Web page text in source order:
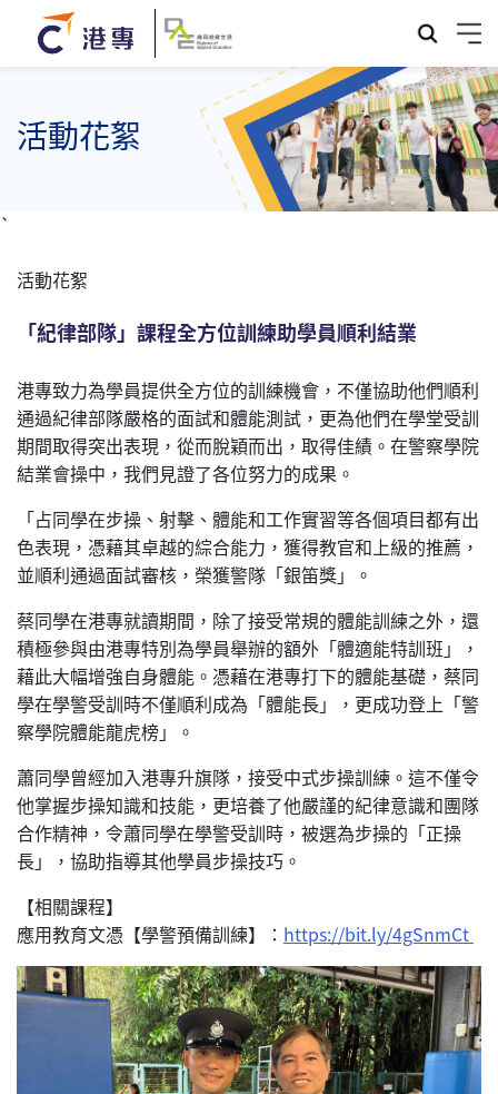
活動花絮
`
活動花絮
「紀律部隊」課程全方位訓練助學員順利結業
港專致力為學員提供全方位的訓練機會，不僅協助他們順利
通過紀律部隊嚴格的面試和體能測試，更為他們在學堂受訓
期間取得突出表現，從而脫穎而出，取得佳績。在警察學院
結業會操中，我們見證了各位努力的成果。
「占同學在步操、射擊、體能和工作實習等各個項目都有出
色表現，憑藉其卓越的綜合能力，獲得教官和上級的推薦，
並順利通過面試審核，榮獲警隊「銀笛獎」。
蔡同學在港專就讀期間，除了接受常規的體能訓練之外，還
積極參與由港專特別為學員舉辦的額外「體適能特訓班」，
藉此大幅增強自身體能。憑藉在港專打下的體能基礎，蔡同
學在學警受訓時不僅順利成為「體能長」，更成功登上「警
察學院體能龍虎榜」。
蕭同學曾經加入港專升旗隊，接受中式步操訓練。這不僅令
他掌握步操知識和技能，更培養了他嚴謹的紀律意識和團隊
合作精神，令蕭同學在學警受訓時，被選為步操的「正操
長」，協助指導其他學員步操技巧。
【相關課程】
應用教育文憑【學警預備訓練】： https://bit.ly/4gSnmCt